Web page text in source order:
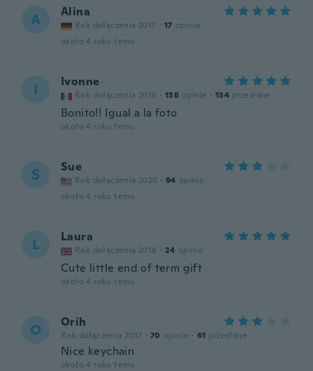
A Alina
Rok dołączenia 2017 · 17 opinie
około 4 roku temu
I Ivonne
Rok dołączenia 2016 · 138 opinie · 134 przesłane
Bonito!! Igual a la foto
około 4 roku temu
S Sue
Rok dołączenia 2020 · 94 opinie
około 4 roku temu
L Laura
Rok dołączenia 2018 · 24 opinie
Cute little end of term gift
około 4 roku temu
O Orih
Rok dołączenia 2017 · 70 opinie · 61 przesłane
Nice keychain
około 4 roku temu